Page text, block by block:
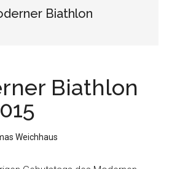
Biathlon
Biathlon
Weichhaus